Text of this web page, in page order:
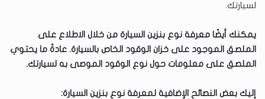
لسيارتك.
يمكنك أيضًا معرفة نوع بنزين السيارة من خلال الاطلاع على
الملصق الموجود على خزان الوقود الخاص بالسيارة. عادةً ما يحتوي
الملصق على معلومات حول نوع الوقود الموصى به لسيارتك.
إليك بعض النصائح الإضافية لمعرفة نوع بنزين السيارة: